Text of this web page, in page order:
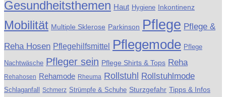
Gesundheitsthemen Haut Hygiene Inkontinenz
Mobilität Multiple Sklerose Parkinson Pflege Pflege &
Reha Hosen Pflegehilfsmittel Pflegemode Pflege
Nachtwäsche Pfleger sein Pflege Shirts & Tops Reha
Rehahosen Rehamode Rheuma Rollstuhl Rollstuhlmode
Schlaganfall Schmerz Strümpfe & Schuhe Sturzgefahr Tipps & Infos